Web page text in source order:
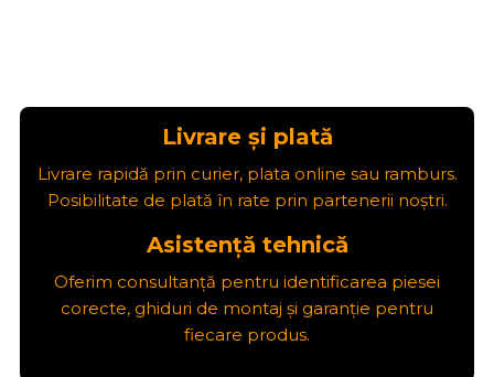
Asistență tehnică
Oferim consultanță pentru identificarea piesei
corecte, ghiduri de montaj și garanție pentru
fiecare produs.
Informații utile DeUzCasnic.ro
Termeni și condiții